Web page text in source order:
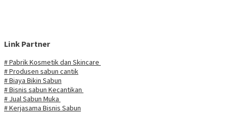
Link Partner
# Pabrik Kosmetik dan Skincare
# Produsen sabun cantik
# Biaya Bikin Sabun
# Bisnis sabun Kecantikan
# Jual Sabun Muka
# Kerjasama Bisnis Sabun